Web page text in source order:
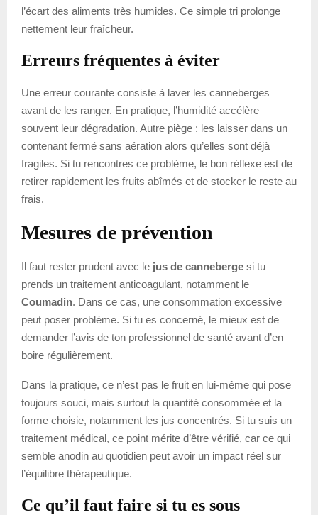
l’écart des aliments très humides. Ce simple tri prolonge
nettement leur fraîcheur.
Erreurs fréquentes à éviter
Une erreur courante consiste à laver les canneberges
avant de les ranger. En pratique, l’humidité accélère
souvent leur dégradation. Autre piège : les laisser dans un
contenant fermé sans aération alors qu’elles sont déjà
fragiles. Si tu rencontres ce problème, le bon réflexe est de
retirer rapidement les fruits abîmés et de stocker le reste au
frais.
Mesures de prévention
Il faut rester prudent avec le jus de canneberge si tu
prends un traitement anticoagulant, notamment le
Coumadin. Dans ce cas, une consommation excessive
peut poser problème. Si tu es concerné, le mieux est de
demander l’avis de ton professionnel de santé avant d’en
boire régulièrement.
Dans la pratique, ce n’est pas le fruit en lui-même qui pose
toujours souci, mais surtout la quantité consommée et la
forme choisie, notamment les jus concentrés. Si tu suis un
traitement médical, ce point mérite d’être vérifié, car ce qui
semble anodin au quotidien peut avoir un impact réel sur
l’équilibre thérapeutique.
Ce qu’il faut faire si tu es sous